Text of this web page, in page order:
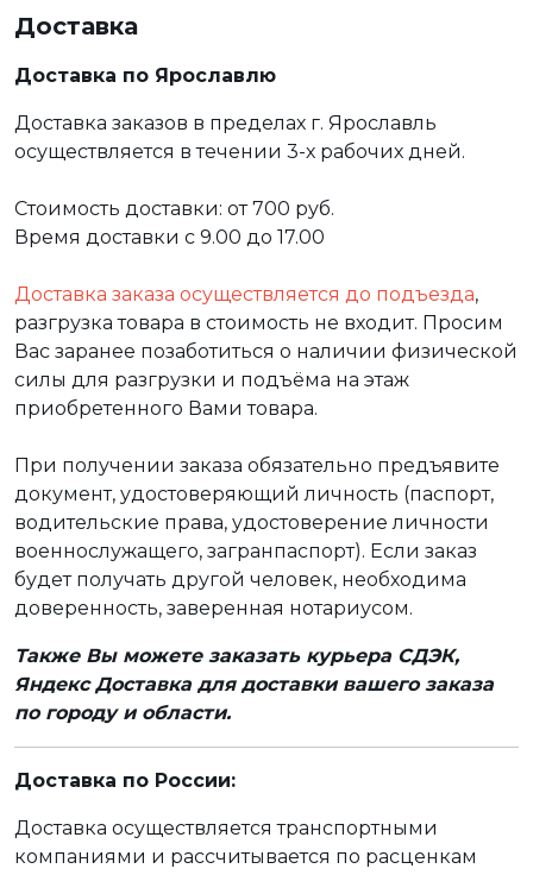
Доставка
Доставка по Ярославлю
Доставка заказов в пределах г. Ярославль
осуществляется в течении 3-х рабочих дней.
Стоимость доставки: от 700 руб.
Время доставки с 9.00 до 17.00
Доставка заказа осуществляется до подъезда,
разгрузка товара в стоимость не входит. Просим
Вас заранее позаботиться о наличии физической
силы для разгрузки и подъёма на этаж
приобретенного Вами товара.
При получении заказа обязательно предъявите
документ, удостоверяющий личность (паспорт,
водительские права, удостоверение личности
военнослужащего, загранпаспорт). Если заказ
будет получать другой человек, необходима
доверенность, заверенная нотариусом.
Также Вы можете заказать курьера СДЭК,
Яндекс Доставка для доставки вашего заказа
по городу и области.
Доставка по России:
Доставка осуществляется транспортными
компаниями и рассчитывается по расценкам